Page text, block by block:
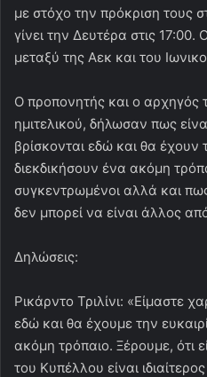
με στόχο την πρόκριση τους
γίνει την Δευτέρα στις 17:00.
μεταξύ της Αεκ και του
Ο προπονητής και ο αρχηγός
ημιτελικού, δήλωσαν πως
βρίσκονται εδώ και θα έχουν
διεκδικήσουν ένα ακόμη
συγκεντρωμένοι αλλά και
δεν μπορεί να είναι άλλος
Δηλώσεις:
Ρικάρντο Τριλίνι: «Είμαστε
εδώ και θα έχουμε την
ακόμη τρόπαιο. Ξέρουμε, ότι
του Κυπέλλου είναι